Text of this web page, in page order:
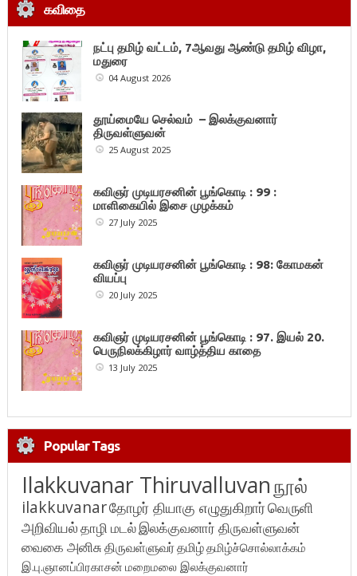
கவிதை
நட்பு தமிழ் வட்டம், 7ஆவது ஆண்டு தமிழ் விழா,
மதுரை
04 August 2026
தூய்மையே செல்வம் – இலக்குவனார்
திருவள்ளுவன்
25 August 2025
கவிஞர் முடியரசனின் பூங்கொடி : 99 :
மாளிகையில் இசை முழக்கம்
27 July 2025
கவிஞர் முடியரசனின் பூங்கொடி : 98: கோமகன்
வியப்பு
20 July 2025
கவிஞர் முடியரசனின் பூங்கொடி : 97. இயல் 20.
பெருநிலக்கிழார் வாழ்த்திய காதை
13 July 2025
Popular Tags
Ilakkuvanar Thiruvalluvanநூல்
ilakkuvanarதோழர் தியாகு எழுதுகிறார்வெருளி
அறிவியல்தாழி மடல்இலக்குவனார் திருவள்ளுவன்
வைகை அனிசுதிருவள்ளுவர்தமிழ்தமிழ்ச்சொல்லாக்கம்
இ.பு.ஞானப்பிரகாசன் மறைமலை இலக்குவனார்